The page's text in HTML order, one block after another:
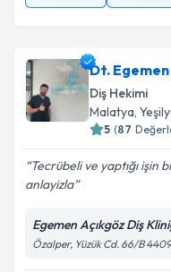
Dt.
Diş Hekimi
Malatya,
5 (87
Tecrübeli ve yaptığı işin
anlayizla
Egemen Açıkgöz Diş
Özalper, Yüzük Cd. 66/B